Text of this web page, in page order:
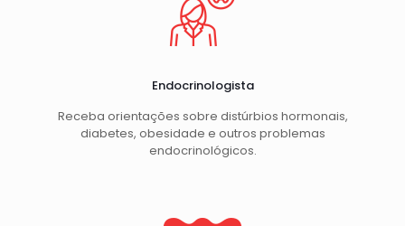
Endocrinologista
Receba orientações sobre distúrbios hormonais,
diabetes, obesidade e outros problemas
endocrinológicos.